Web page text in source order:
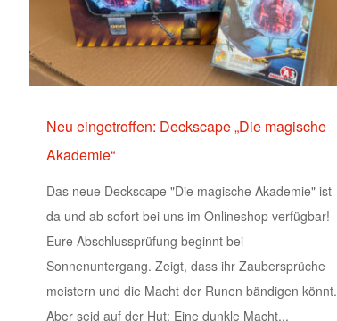
Neu eingetroffen: Deckscape „Die magische
Akademie“
Das neue Deckscape "Die magische Akademie" ist
da und ab sofort bei uns im Onlineshop verfügbar!
Eure Abschlussprüfung beginnt bei
Sonnenuntergang. Zeigt, dass ihr Zaubersprüche
meistern und die Macht der Runen bändigen könnt.
Aber seid auf der Hut: Eine dunkle Macht...